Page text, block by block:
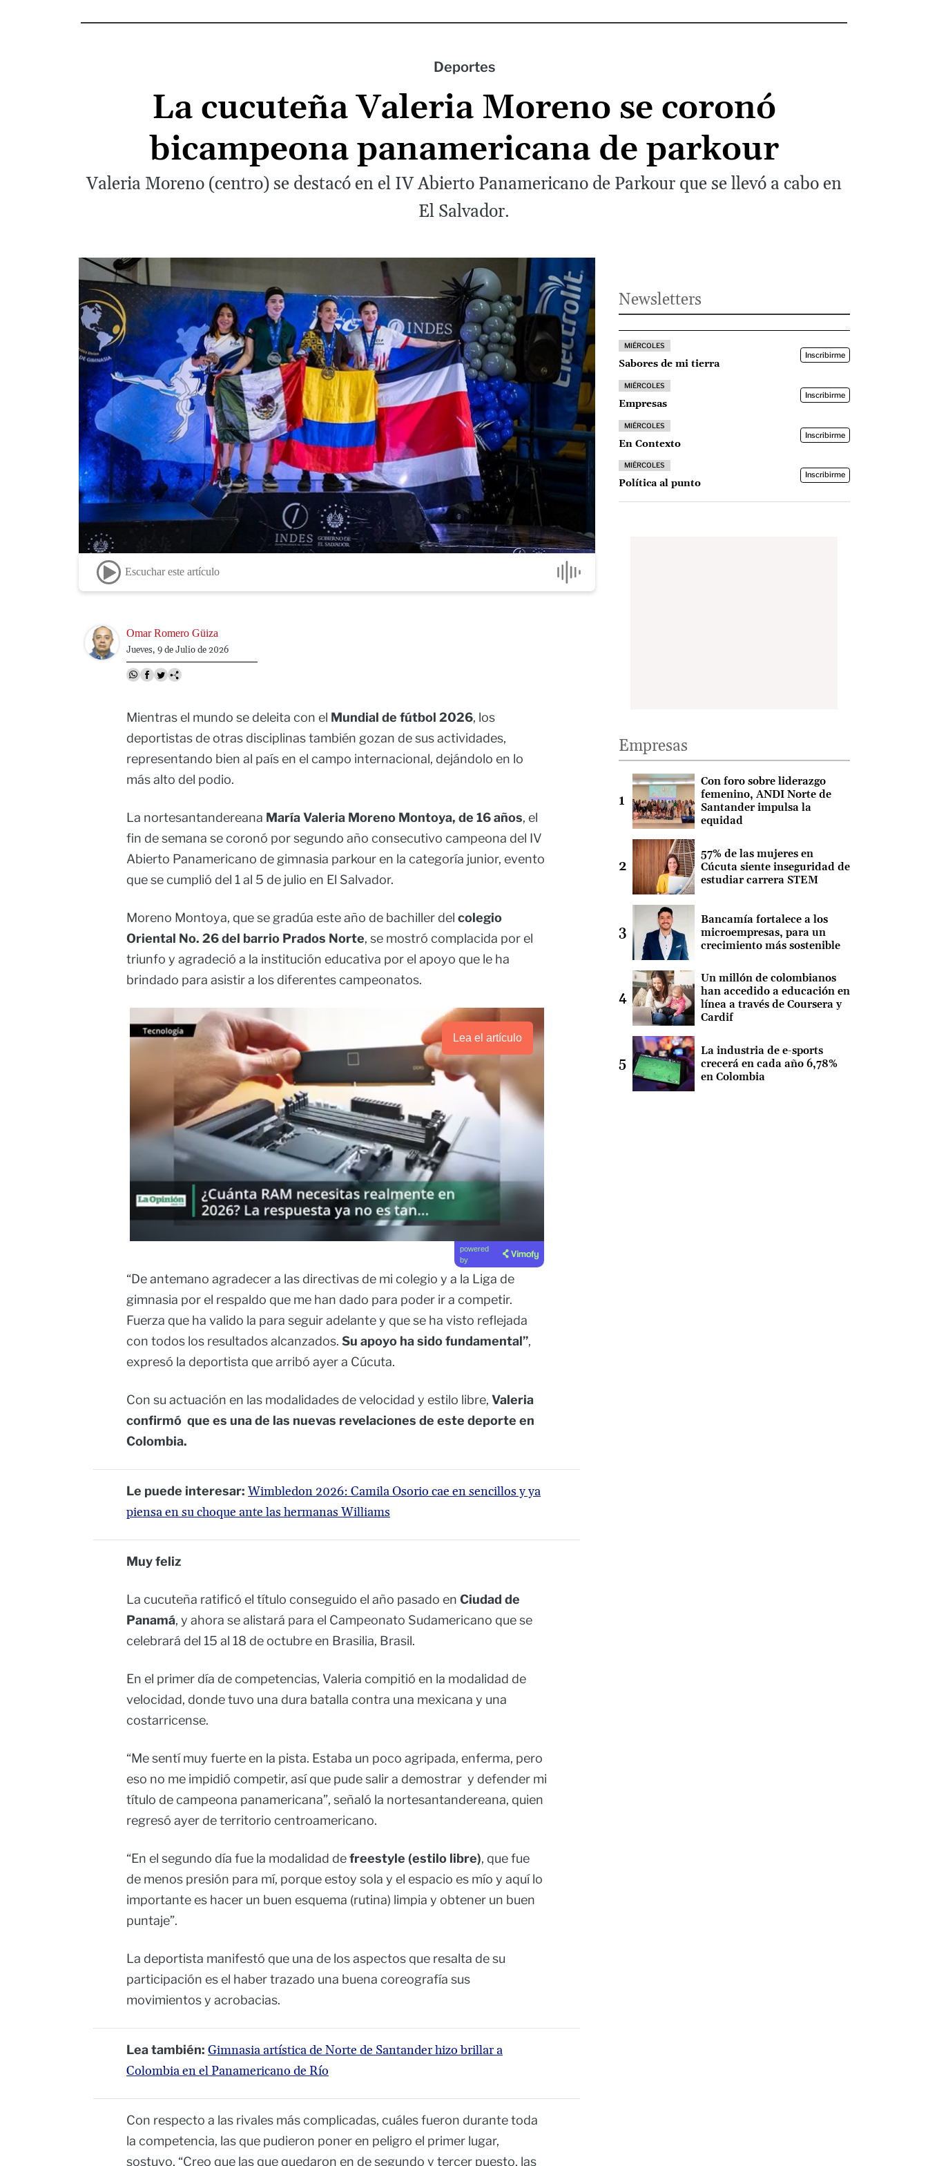
Deportes
La cucuteña Valeria Moreno se coronó
bicampeona panamericana de parkour
Valeria Moreno (centro) se destacó en el IV Abierto Panamericano de Parkour que se llevó a cabo en
El Salvador.
Escuchar este artículo
Image Omar Romero Güiza
Jueves, 9 de Julio de 2026
Mientras el mundo se deleita con el Mundial de fútbol 2026, los
deportistas de otras disciplinas también gozan de sus actividades,
representando bien al país en el campo internacional, dejándolo en lo
más alto del podio.
La nortesantandereana María Valeria Moreno Montoya, de 16 años, el
fin de semana se coronó por segundo año consecutivo campeona del IV
Abierto Panamericano de gimnasia parkour en la categoría junior, evento
que se cumplió del 1 al 5 de julio en El Salvador.
Moreno Montoya, que se gradúa este año de bachiller del colegio
Oriental No. 26 del barrio Prados Norte, se mostró complacida por el
triunfo y agradeció a la institución educativa por el apoyo que le ha
brindado para asistir a los diferentes campeonatos.
Lea el artículo
powered
by
“De antemano agradecer a las directivas de mi colegio y a la Liga de
gimnasia por el respaldo que me han dado para poder ir a competir.
Fuerza que ha valido la para seguir adelante y que se ha visto reflejada
con todos los resultados alcanzados. Su apoyo ha sido fundamental”,
expresó la deportista que arribó ayer a Cúcuta.
Con su actuación en las modalidades de velocidad y estilo libre, Valeria
confirmó que es una de las nuevas revelaciones de este deporte en
Colombia.
Le puede interesar: Wimbledon 2026: Camila Osorio cae en sencillos y ya
piensa en su choque ante las hermanas Williams
Muy feliz
La cucuteña ratificó el título conseguido el año pasado en Ciudad de
Panamá, y ahora se alistará para el Campeonato Sudamericano que se
celebrará del 15 al 18 de octubre en Brasilia, Brasil.
En el primer día de competencias, Valeria compitió en la modalidad de
velocidad, donde tuvo una dura batalla contra una mexicana y una
costarricense.
“Me sentí muy fuerte en la pista. Estaba un poco agripada, enferma, pero
eso no me impidió competir, así que pude salir a demostrar y defender mi
título de campeona panamericana”, señaló la nortesantandereana, quien
regresó ayer de territorio centroamericano.
“En el segundo día fue la modalidad defreestyle (estilo libre), que fue
de menos presión para mí, porque estoy sola y el espacio es mío y aquí lo
importante es hacer un buen esquema (rutina) limpia y obtener un buen
puntaje”.
La deportista manifestó que una de los aspectos que resalta de su
participación es el haber trazado una buena coreografía sus
movimientos y acrobacias.
Lea también: Gimnasia artística de Norte de Santander hizo brillar a
Colombia en el Panamericano de Río
Con respecto a las rivales más complicadas, cuáles fueron durante toda
la competencia, las que pudieron poner en peligro el primer lugar,
sostuvo, “Creo que las que quedaron en de segundo y tercer puesto, las
Newsletters
MIÉRCOLES
Sabores de mi tierra
Inscribirme
MIÉRCOLES
Empresas
Inscribirme
MIÉRCOLES
En Contexto
Inscribirme
MIÉRCOLES
Política al punto
Inscribirme
Empresas
Con foro sobre liderazgo
femenino, ANDI Norte de
Santander impulsa la
equidad
57% de las mujeres en
Cúcuta siente inseguridad de
estudiar carrera STEM
Bancamía fortalece a los
microempresas, para un
crecimiento más sostenible
Un millón de colombianos
han accedido a educación en
línea a través de Coursera y
Cardif
La industria de e-sports
crecerá en cada año 6,78%
en Colombia